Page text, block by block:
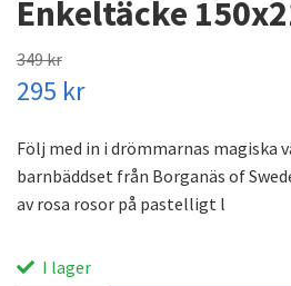
Enkeltäcke
349 kr
295 kr
Följ med in i drömmarnas magiska
barnbäddset från Borganäs of
av rosa rosor på pastelligt l
I lager